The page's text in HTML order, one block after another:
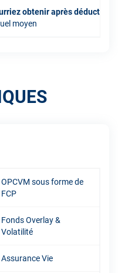
obtenir après déduction
moyen
OPCVM sous forme de
FCP
Fonds Overlay &
Volatilité
Assurance Vie